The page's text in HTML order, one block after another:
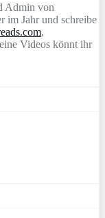
Admin von
im Jahr und schreibe
,
Videos könnt ihr